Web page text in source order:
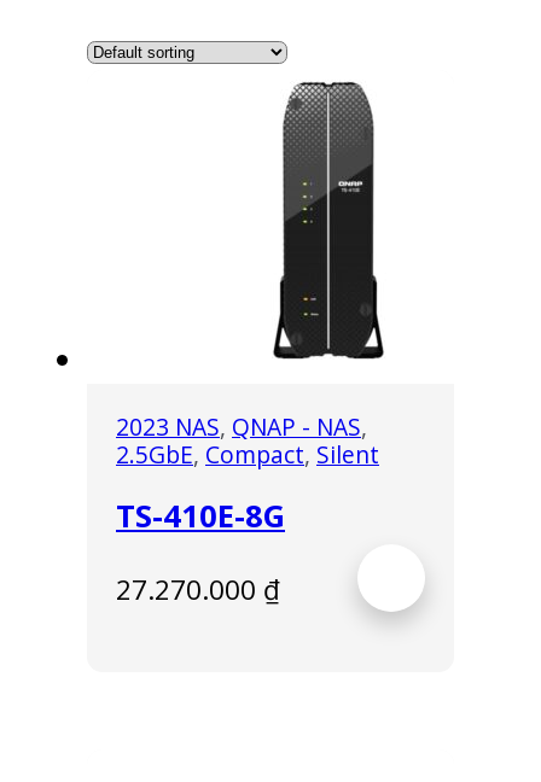
2023 NAS, QNAP - NAS,
2.5GbE, Compact, Silent
TS-410E-8G
27.270.000 ₫